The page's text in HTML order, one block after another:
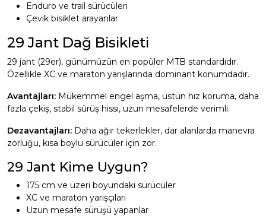
Enduro ve trail sürücüleri
Çevik bisiklet arayanlar
29 Jant Dağ Bisikleti
29 jant (29er), günümüzün en popüler MTB standardıdır.
Özellikle XC ve maraton yarışlarında dominant konumdadır.
Avantajları: Mükemmel engel aşma, üstün hız koruma, daha
fazla çekiş, stabil sürüş hissi, uzun mesafelerde verimli.
Dezavantajları: Daha ağır tekerlekler, dar alanlarda manevra
zorluğu, kısa boylu sürücüler için zor.
29 Jant Kime Uygun?
175 cm ve üzeri boyundaki sürücüler
XC ve maraton yarışçıları
Uzun mesafe sürüşü yapanlar